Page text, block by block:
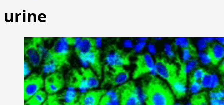
urine